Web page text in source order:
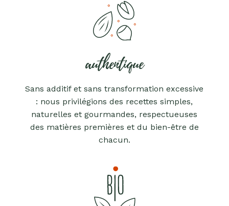
authentique
Sans additif et sans transformation excessive
: nous privilégions des recettes simples,
naturelles et gourmandes, respectueuses
des matières premières et du bien-être de
chacun.